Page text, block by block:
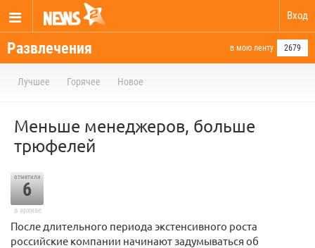
Вход
Развлечения в мою ленту 2679
Лучшее Горячее Новое
Меньше менеджеров, больше
трюфелей
отметили
6
в архиве
После длительного периода экстенсивного роста
российские компании начинают задумываться об